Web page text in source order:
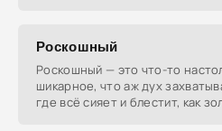
Роскошный
Роскошный — это что-то
шикарное, что аж дух
где всё сияет и блестит, как